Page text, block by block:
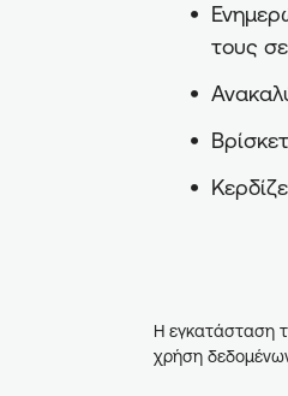
τους
Η εγκατάσταση
χρήση